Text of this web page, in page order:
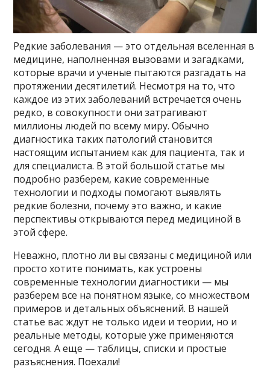
Редкие заболевания — это отдельная вселенная в
медицине, наполненная вызовами и загадками,
которые врачи и ученые пытаются разгадать на
протяжении десятилетий. Несмотря на то, что
каждое из этих заболеваний встречается очень
редко, в совокупности они затрагивают
миллионы людей по всему миру. Обычно
диагностика таких патологий становится
настоящим испытанием как для пациента, так и
для специалиста. В этой большой статье мы
подробно разберем, какие современные
технологии и подходы помогают выявлять
редкие болезни, почему это важно, и какие
перспективы открываются перед медициной в
этой сфере.
Неважно, плотно ли вы связаны с медициной или
просто хотите понимать, как устроены
современные технологии диагностики — мы
разберем все на понятном языке, со множеством
примеров и детальных объяснений. В нашей
статье вас ждут не только идеи и теории, но и
реальные методы, которые уже применяются
сегодня. А еще — таблицы, списки и простые
разъяснения. Поехали!